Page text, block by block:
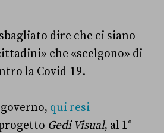
dire che ci siano
che «scelgono» di
la Covid-19.
qui resi
Gedi Visual, al 1°